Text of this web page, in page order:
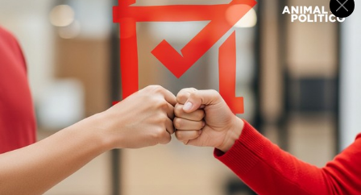
La peculiar manera en la que la ciudad natal de Karl
Marx celebra el aniversario de su nacimiento
Alexander Schumitz, que dirige las estrategias de
marketing
de la junta de turismo de Tréveris, admite que
la decisión de aceptar el estatus de la ciudad como el
lugar de nacimiento de Marx es reciente.
"La mayoría de gente está de acuerdo con que Marx fue
un filósofo importante"